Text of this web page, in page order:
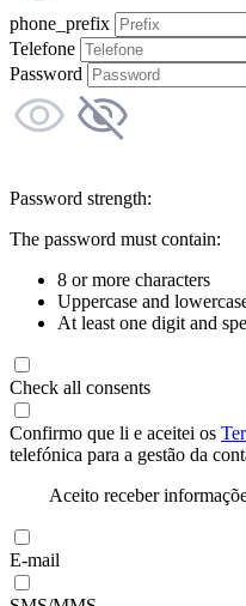
phone_prefix
Telefone
Password
Password strength:
The password must contain:
8 or more characters
Uppercase and
At least one digit and
Check all consents
Confirmo que li e aceitei os
telefónica para a gestão da
Aceito receber
E-mail